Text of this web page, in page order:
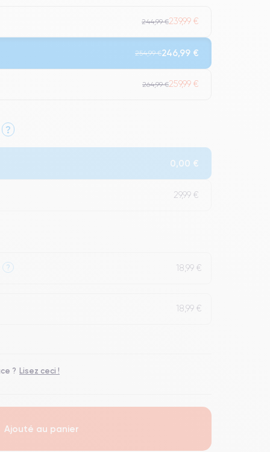
244,99 €239,99 €
254,99 €246,99 €
264,99 €259,99 €
?
0,00 €
29,99 €
? 18,99 €
18,99 €
? Lisez ceci !
Ajouté au panier